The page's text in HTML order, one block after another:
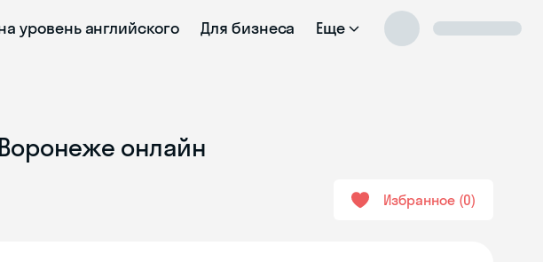
уровень английского Для бизнеса Еще
онлайн
Избранное 0